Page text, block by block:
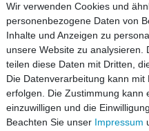
Wir verwenden Cookies und
personenbezogene Daten von
Inhalte und Anzeigen zu
unsere Website zu
teilen diese Daten mit Dritten,
Die Datenverarbeitung kann
erfolgen. Die Zustimmung kann
einzuwilligen und die
Beachten Sie unser Impressum